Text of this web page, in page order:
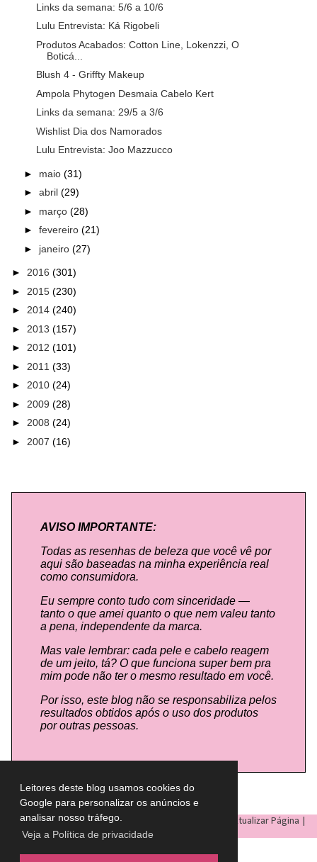
Leitores deste blog usamos cookies do
Google para personalizar os anúncios e
analisar nosso tráfego.
Veja a Política de privacidade
Links da semana: 5/6 a 10/6
Lulu Entrevista: Ká Rigobeli
Produtos Acabados: Cotton Line, Lokenzzi, O
Boticá...
Blush 4 - Griffty Makeup
Ampola Phytogen Desmaia Cabelo Kert
Links da semana: 29/5 a 3/6
Wishlist Dia dos Namorados
Lulu Entrevista: Joo Mazzucco
► maio (31)
► abril (29)
► março (28)
► fevereiro (21)
► janeiro (27)
► 2016 (301)
► 2015 (230)
► 2014 (240)
► 2013 (157)
► 2012 (101)
► 2011 (33)
► 2010 (24)
► 2009 (28)
► 2008 (24)
► 2007 (16)
AVISO IMPORTANTE:
Todas as resenhas de beleza que você vê por
aqui são baseadas na minha experiência real
como consumidora.
Eu sempre conto tudo com sinceridade —
tanto o que amei quanto o que nem valeu tanto
a pena, independente da marca.
Mas vale lembrar: cada pele e cabelo reagem
de um jeito, tá? O que funciona super bem pra
mim pode não ter o mesmo resultado em você.
Por isso, este blog não se responsabiliza pelos
resultados obtidos após o uso dos produtos
por outras pessoas.
LULU ON THE SKY - Todos os direitos reservados © | Atualizar Página